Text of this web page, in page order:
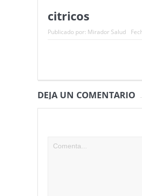
citricos
Publicado por: Mirador Salud
DEJA UN COMENTARIO